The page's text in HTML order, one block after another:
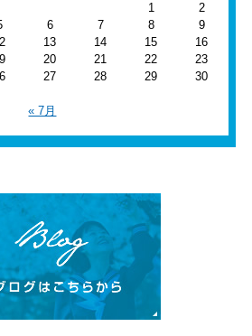
1
2
6 7 8
9
13 14 15
16
20 21 22
23
27 28 29
30
« 7月